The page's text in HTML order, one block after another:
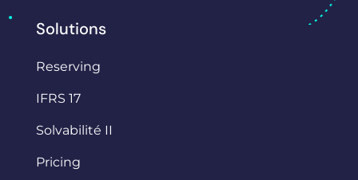
Solutions
Reserving
IFRS 17
Solvabilité II
Pricing